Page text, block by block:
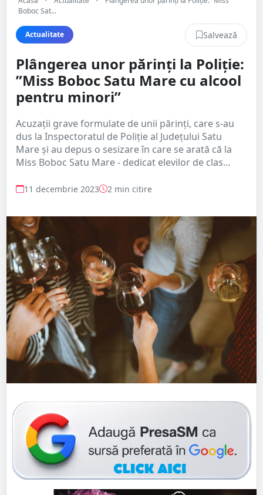
Boboc Sat...
Actualitate Salvează
Plângerea unor părinți la Poliție:
”Miss Boboc Satu Mare cu alcool
pentru minori”
Acuzații grave formulate de unii părinți, care s-au
dus la Inspectoratul de Poliție al Județului Satu
Mare și au depus o sesizare în care se arată că la
Miss Boboc Satu Mare - dedicat elevilor de clas...
11 decembrie 2023 2 min citire